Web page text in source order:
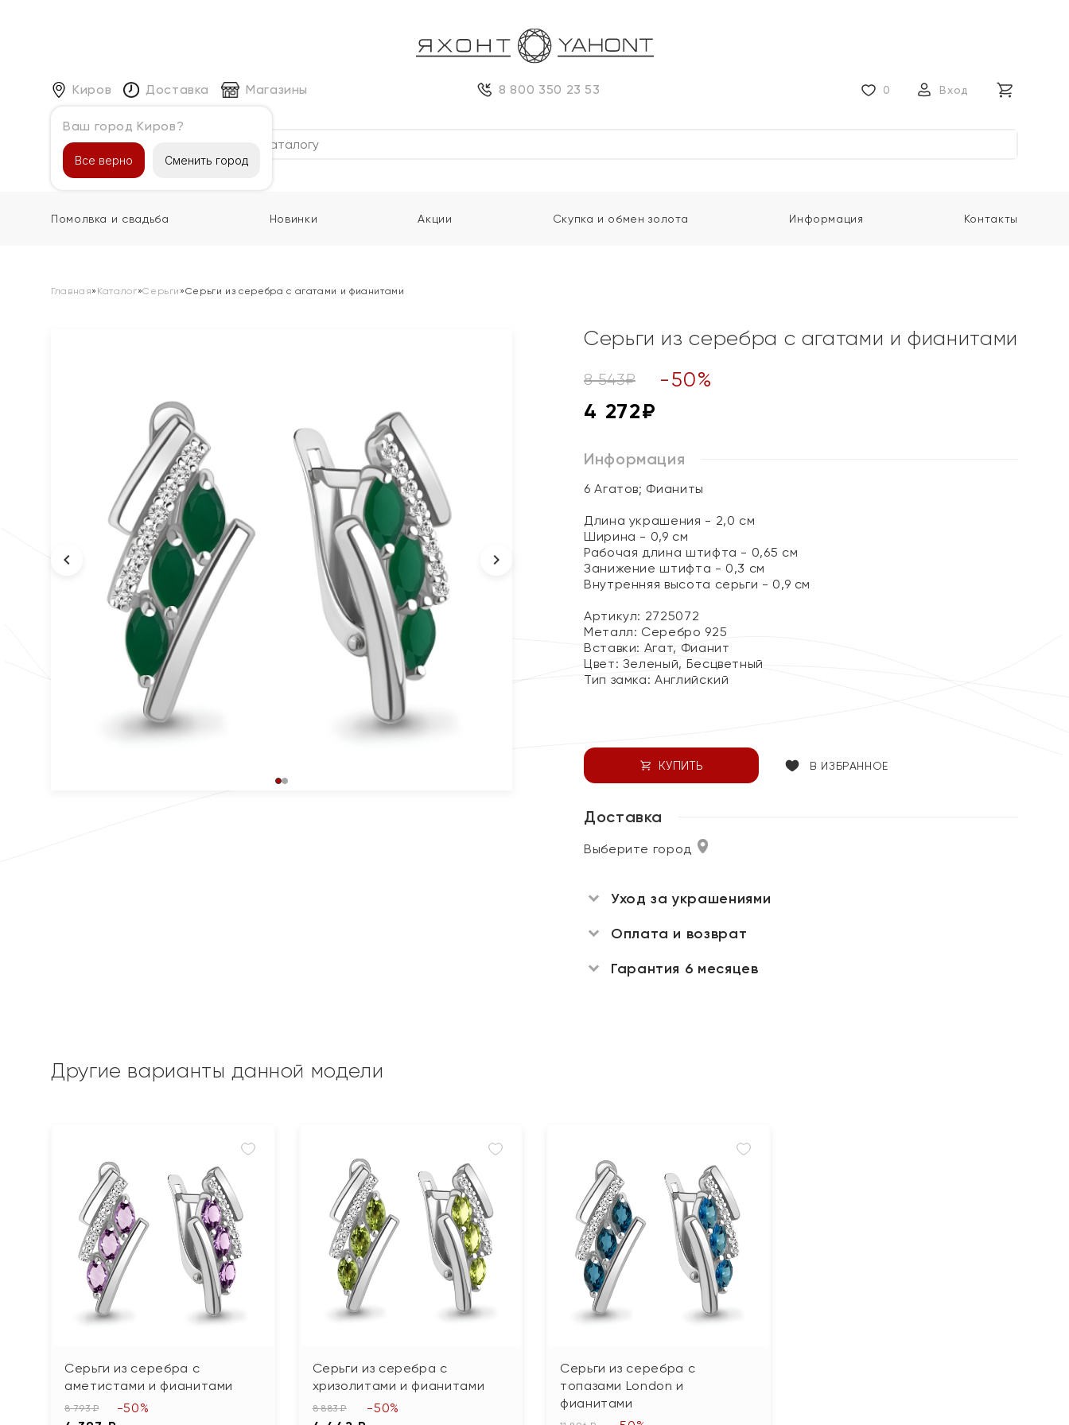
Киров
Ваш город Киров?
Все верно Сменить город
Доставка Магазины 8 800 350 23 53 0 Вход
Каталог
Помолвка и свадьба Новинки Акции Скупка и обмен золота Информация Контакты
Главная» Каталог»Серьги »Серьги из серебра с агатами и фианитами
Серьги из серебра с агатами и фианитами
8 543₽ -50%
4 272₽
Информация
6 Агатов; Фианиты
Длина украшения - 2,0 см
Ширина - 0,9 см
Рабочая длина штифта - 0,65 см
Занижение штифта - 0,3 см
Внутренняя высота серьги - 0,9 см
Артикул: 2725072
Металл: Серебро 925
Вставки: Агат, Фианит
Цвет: Зеленый, Бесцветный
Тип замка:Английский
КУПИТЬ В ИЗБРАННОЕ
Доставка
Выберите город
Уход за украшениями
Оплата и возврат
Гарантия 6 месяцев
Другие варианты данной модели
Серьги из серебра с
аметистами и фианитами
8 793 ₽ -50%
Серьги из серебра с
хризолитами и фианитами
8 883 ₽ -50%
Серьги из серебра с
топазами London и
фианитами